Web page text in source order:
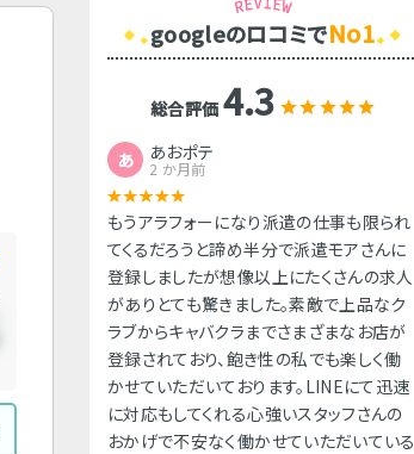
googleのロコミでNo1
総合評価4.3
あ あおポテ
2 か月前
もうアラフォーになり派遣の仕事も限られ
てくるだろうと諦め半分で派遣モアさんに
登録しましたが想像以上にたくさんの求人
がありとても驚きました。素敵で上品なク
ラブからキャバクラまでさまざまなお店が
登録されており、飽き性の私でも楽しく働
かせていただいております。LINEにて迅速
に対応もしてくれる心強いスタッフさんの
おかげで不安なく働かせていただいている